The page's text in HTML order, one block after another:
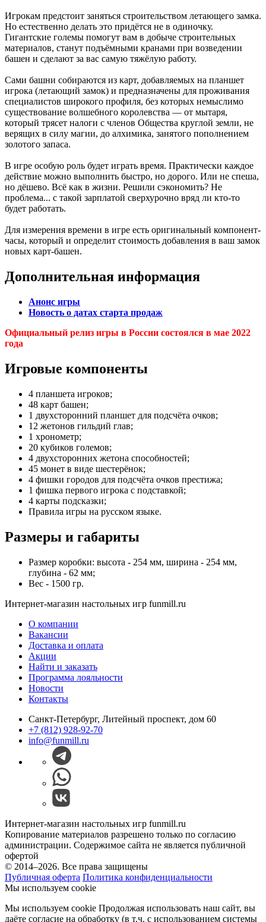
Игрокам предстоит заняться строительством летающего замка.
Но естественно делать это придётся не в одиночку.
Гигантские големы помогут вам в добыче строительных
материалов, станут подъёмными кранами при возведении
башен и сделают за вас самую тяжёлую работу.
Сами башни собираются из карт, добавляемых на планшет
игрока (летающий замок) и предназначены для проживания
специалистов широкого профиля, без которых немыслимо
существование волшебного королевства — от мытаря,
который трясет налоги с членов Общества круглой земли, не
верящих в силу магии, до алхимика, занятого пополнением
золотого запаса.
В игре особую роль будет играть время. Практически каждое
действие можно выполнить быстро, но дорого. Или не спеша,
но дёшево. Всё как в жизни. Решили сэкономить? Не
проблема... с такой зарплатой сверхурочно вряд ли кто-то
будет работать.
Для измерения времени в игре есть оригинальный компонент-
часы, который и определит стоимость добавления в ваш замок
новых карт-башен.
Дополнительная информация
Анонс игры
Новость о датах старта продаж
Официальный релиз игры в России состоялся в мае 2022
года
Игровые компоненты
4 планшета игроков;
48 карт башен;
1 двухсторонний планшет для подсчёта очков;
12 жетонов гильдий глав;
1 хронометр;
20 кубиков големов;
4 двухсторонних жетона способностей;
45 монет в виде шестерёнок;
4 фишки городов для подсчёта очков престижа;
1 фишка первого игрока с подставкой;
4 карты подсказки;
Правила игры на русском языке.
Размеры и габариты
Размер коробки: высота - 254 мм, ширина - 254 мм,
глубина - 62 мм;
Вес - 1500 гр.
Интернет-магазин настольных игр funmill.ru
О компании
Вакансии
Доставка и оплата
Акции
Найти и заказать
Программа лояльности
Новости
Контакты
Санкт-Петербург, Литейный проспект, дом 60
+7 (812) 928-92-70
info@funmill.ru
Интернет-магазин настольных игр funmill.ru
Копирование материалов разрешено только по согласию
администрации. Содержимое сайта не является публичной
офертой
© 2014–2026. Все права защищены
Публичная оферта Политика конфиденциальности
Мы используем cookie
Мы используем cookie Продолжая использовать наш cайт, вы
даёте согласие на обработку (в т.ч. с использованием системы